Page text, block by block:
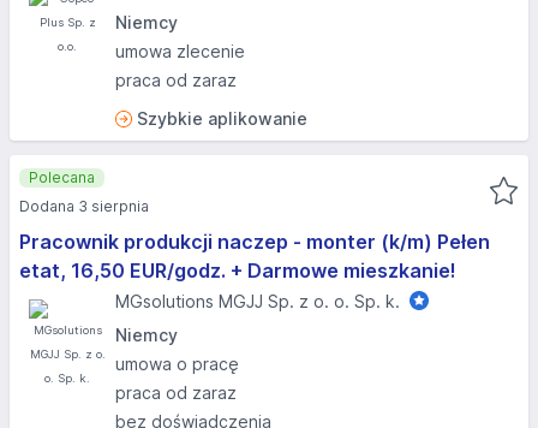
Niemcy
umowa zlecenie
praca od zaraz
Szybkie aplikowanie
Pracownik produkcji naczep - monter (k/m) Pełen
etat, 16,50 EUR/godz. + Darmowe mieszkanie!
MGsolutions MGJJ Sp. z o. o. Sp. k.
Niemcy
umowa o pracę
praca od zaraz
bez doświadczenia
Polecana
Dodana 3 sierpnia